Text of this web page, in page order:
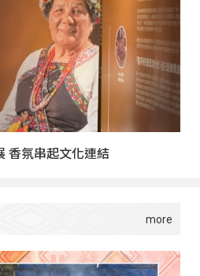
香氛串起文化連結